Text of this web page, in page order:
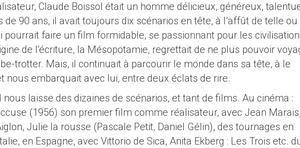
Claude Boissol était un homme délicieux, généreux,
de 90 ans, il avait toujours dix scénarios en tête, à l’affût de telle
pourrait faire un film formidable, se passionnant pour les
de l’écriture, la Mésopotamie, regrettait de ne plus pouvoir
trotter. Mais, il continuait à parcourir le monde dans sa tête, à le
nous embarquait avec lui, entre deux éclats de rire.
nous laisse des dizaines de scénarios, et tant de films. Au cinéma :
(1956) son premier film comme réalisateur, avec Jean Marais,
Julie la rousse (Pascale Petit, Daniel Gélin), des tournages en
en Espagne, avec Vittorio de Sica, Anita Ekberg : Les Trois etc.